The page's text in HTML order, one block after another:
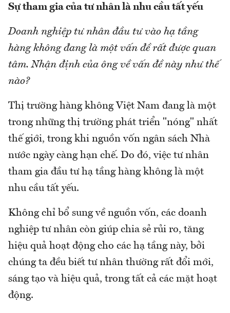
Sự tham gia của tư nhân là nhu cầu tất yếu
Doanh nghiệp tư nhân đầu tư vào hạ tầng
hàng không đang là một vấn đề rất được quan
tâm. Nhận định của ông về vấn đề này như thế
nào?
Thị trường hàng không Việt Nam đang là một
trong những thị trường phát triển "nóng" nhất
thế giới, trong khi nguồn vốn ngân sách Nhà
nước ngày càng hạn chế. Do đó, việc tư nhân
tham gia đầu tư hạ tầng hàng không là một
nhu cầu tất yếu.
Không chỉ bổ sung về nguồn vốn, các doanh
nghiệp tư nhân còn giúp chia sẻ rủi ro, tăng
hiệu quả hoạt động cho các hạ tầng này, bởi
chúng ta đều biết tư nhân thường rất đổi mới,
sáng tạo và hiệu quả, trong tất cả các mặt hoạt
động.